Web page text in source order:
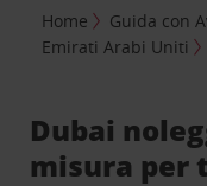
Home Guida con
Emirati Arabi Uniti
Dubai
misura per